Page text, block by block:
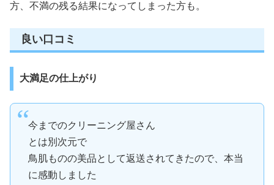
方、不満の残る結果になってしまった方も。
良い口コミ
大満足の仕上がり
今までのクリーニング屋さん
とは別次元で
鳥肌ものの美品として返送されてきたので、本当
に感動しました